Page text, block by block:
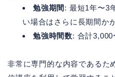
勉強期間 : 最短1年〜3
い場合はさらに長期間か
勉強時間数: 合計
非常に専門的な内容であるた